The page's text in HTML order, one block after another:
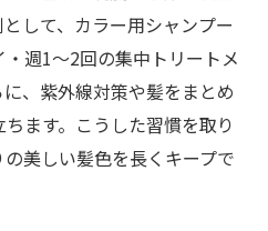
して、カラー用シャンプー
週1～2回の集中トリートメ
、紫外線対策や髪をまとめ
ます。こうした習慣を取り
美しい髪色を長くキープで